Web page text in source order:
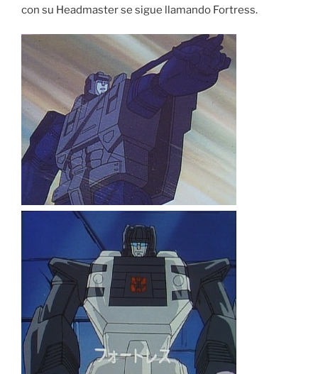
con su Headmaster se sigue llamando Fortress.